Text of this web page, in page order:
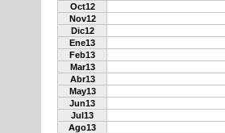
Oct12
Nov12
Dic12
Ene13
Feb13
Mar13
Abr13
May13
Jun13
Jul13
Ago13